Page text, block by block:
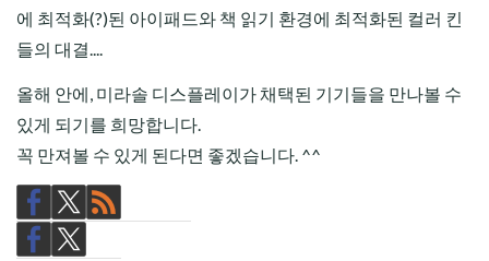
에 최적화(?)된 아이패드와 책 읽기 환경에 최적화된 컬러 킨
들의 대결....
올해 안에, 미라솔 디스플레이가 채택된 기기들을 만나볼 수
있게 되기를 희망합니다.
꼭 만져볼 수 있게 된다면 좋겠습니다. ^^